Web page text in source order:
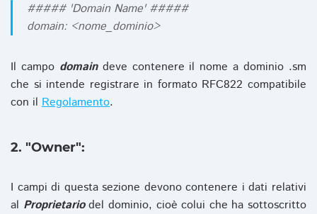
##### 'Domain Name' #####
domain: <nome_dominio>
Il campo domaindeve contenere il nome a dominio .sm
che si intende registrare in formato RFC822 compatibile
con il Regolamento.
2. "Owner":
I campi di questa sezione devono contenere i dati relativi
al Proprietariodel dominio, cioè colui che ha sottoscritto